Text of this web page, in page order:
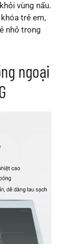
vùng nấu.
trẻ em,
nhỏ trong
ngoại